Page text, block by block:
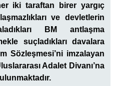
iki taraftan birer yargıç
ve devletlerin
BM antlaşma
suçladıkları davalara
Sözleşmesi’ni imzalayan
Adalet Divanı’na